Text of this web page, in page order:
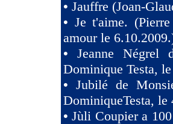
• Jauffre (Joan-
• Je t'aime.
amour le
• Jeanne
Dominique Testa,
• Jubilé de
DominiqueTesta, le
•Jùli Coupier a